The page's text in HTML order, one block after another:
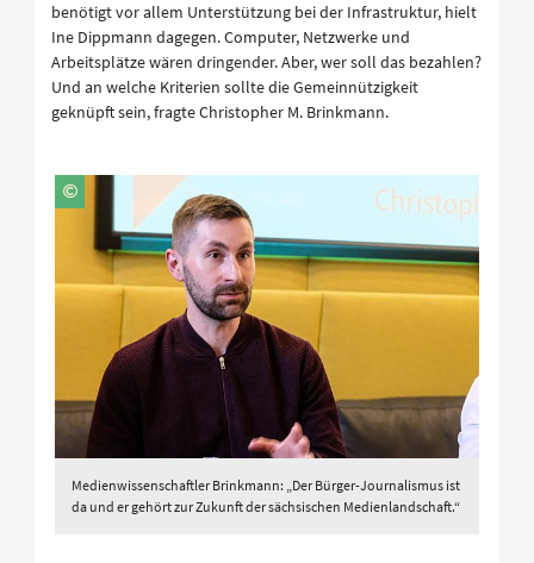
benötigt vor allem Unterstützung bei der Infrastruktur, hielt
Ine Dippmann dagegen. Computer, Netzwerke und
Arbeitsplätze wären dringender. Aber, wer soll das bezahlen?
Und an welche Kriterien sollte die Gemeinnützigkeit
geknüpft sein, fragte Christopher M. Brinkmann.
Medienwissenschaftler Brinkmann: „Der Bürger-Journalismus ist
da und er gehört zur Zukunft der sächsischen Medienlandschaft.“